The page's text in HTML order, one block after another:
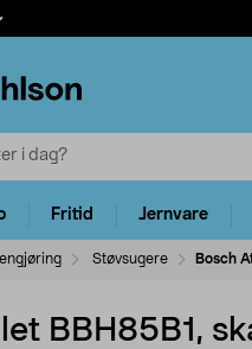
Fritid Jernvare
Støvsugere Bosch
BBH85B1,